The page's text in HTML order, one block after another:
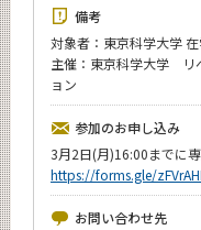
備考
対象者：東京科学大学
主催：東京科学大学 リ
ョン
参加のお申し込み
3月2日(月)16:00までに
https://forms.gle/
お問い合わせ先